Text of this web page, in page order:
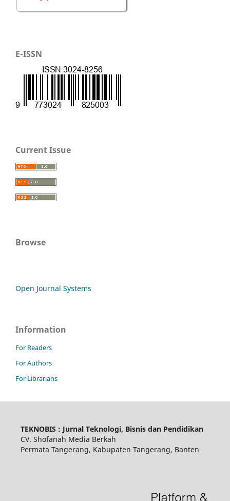
E-ISSN
Current Issue
Browse
Open Journal Systems
Information
For Readers
For Authors
For Librarians
TEKNOBIS : Jurnal Teknologi, Bisnis dan Pendidikan
CV. Shofanah Media Berkah
Permata Tangerang, Kabupaten Tangerang, Banten